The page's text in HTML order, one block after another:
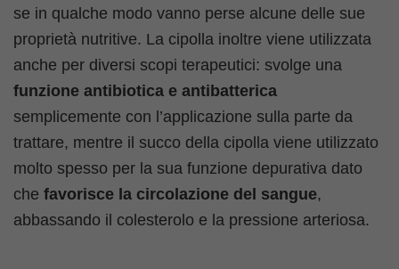
se in qualche modo vanno perse alcune delle sue
proprietà nutritive. La cipolla inoltre viene utilizzata
anche per diversi scopi terapeutici: svolge una
funzione antibiotica e antibatterica
semplicemente con l’applicazione sulla parte da
trattare, mentre il succo della cipolla viene utilizzato
molto spesso per la sua funzione depurativa dato
che favorisce la circolazione del sangue,
abbassando il colesterolo e la pressione arteriosa.